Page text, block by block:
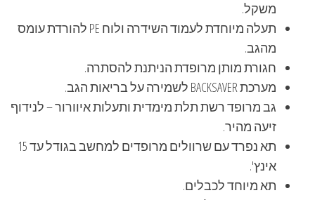
משקל.
תעלה מיוחדת לעמוד השידרה ולוח PE להורדת עומס
מהגב.
חגורת מותן מרופדת הניתנת להסתרה.
מערכת BACKSAVER לשמירה על בריאות הגב.
גב מרופד רשת תלת מימדית ותעלות איוורור – לנידוף
זיעה מהיר.
תא נפרד עם שרוולים מרופדים למחשב בגודל עד 15
אינץ'.
תא מיוחד לכבלים.